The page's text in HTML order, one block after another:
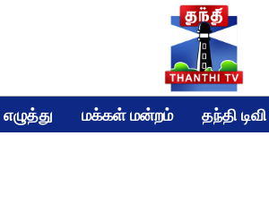
மக்கள் மன்றம் தந்தி